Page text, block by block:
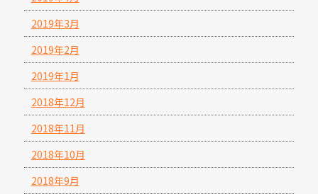
2019年3月
2019年2月
2019年1月
2018年12月
2018年11月
2018年10月
2018年9月